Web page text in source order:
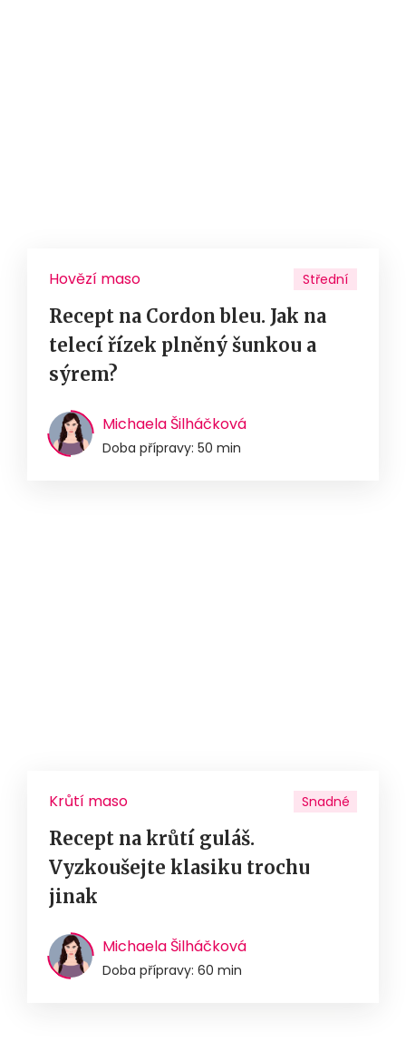
Hovězí maso Střední
Recept na Cordon bleu. Jak na
telecí řízek plněný šunkou a
sýrem?
Michaela Šilháčková
Doba přípravy: 50 min
Krůtí maso Snadné
Recept na krůtí guláš.
Vyzkoušejte klasiku trochu
jinak
Michaela Šilháčková
Doba přípravy: 60 min